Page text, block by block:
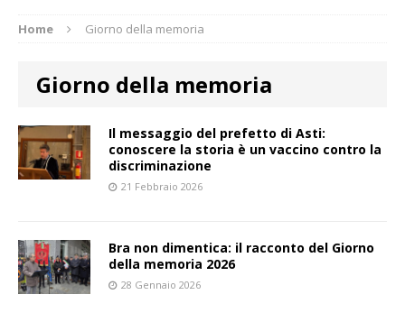
Home Giorno della memoria
Giorno della memoria
Il messaggio del prefetto di Asti:
conoscere la storia è un vaccino contro la
discriminazione
21 Febbraio 2026
Bra non dimentica: il racconto del Giorno
della memoria 2026
28 Gennaio 2026